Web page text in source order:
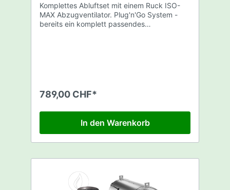
Komplettes Abluftset mit einem Ruck ISO-
MAX Abzugventilator. Plug'n'Go System -
bereits ein komplett passendes
SCHUTZSTECK)
https://www.fourtwenty.ch/schutzkontakt-
789,00 CHF*
In den Warenkorb